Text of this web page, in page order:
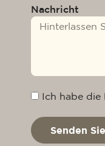
Nachricht
Ich habe die
Senden